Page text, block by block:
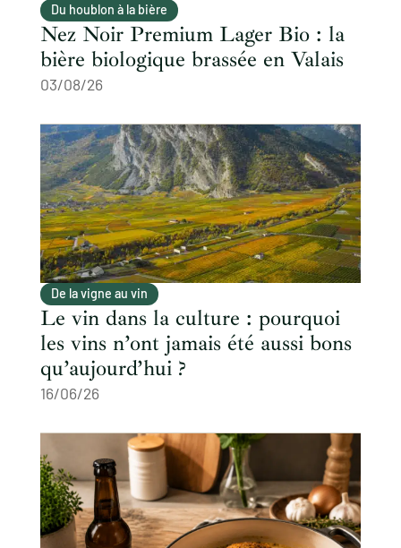
Du houblon à la bière
Nez Noir Premium Lager Bio : la
bière biologique brassée en Valais
03/08/26
De la vigne au vin
Le vin dans la culture : pourquoi
les vins n’ont jamais été aussi bons
qu’aujourd’hui ?
16/06/26